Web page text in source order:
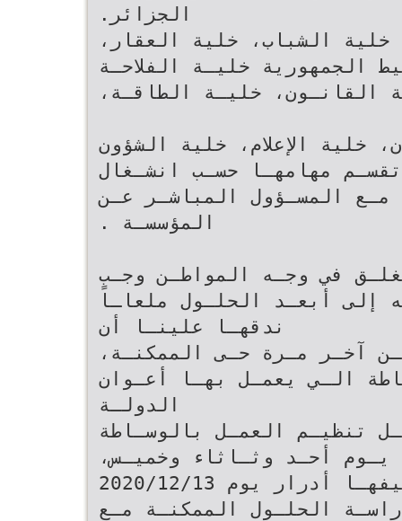
الجزائر‪.‬‬
‫خلية الثقافة‪ ،‬خلية التشغيل‪ ،‬خلية الشباب‪ ،‬خلية العقار‪،‬‬
،‬خليـة التنميـة‪ ،‬خليـة القانـون‪ ،‬خليـة الطاقـة‪،‬‬
‫خلية التجارة‪ ،‬خلية العمران‪ ،‬خلية الإعلام‪ ،‬خلية الشؤون‬
تقسـم مهامهـا حسـب انشـغال‬
‫المواطـن وحاجياتـه‪ .‬مـع المسـؤول المباشـر عـن
المؤسسـة ‪.‬‬
في وجـه المواطـن وجـب‬
إلى أبعـد الحلـول‬ ‫ملعاـاً‬
‫ندقهـا‬ ‫علينـا أن‬
‫يعـاد غلقهـا علـى مواطـن آخـر مـرة‬ ‫حـى‬ ‫الممكنـة‪،‬‬
الـي يعمـل بهـا أعـوان
الدولـة‬
،‬مـن أجـل تنظيـم العمـل بالوسـاطة‬
‫والاسـتماع للمواطنـن كل يـوم أحـد وثـاثاء وخميـس‪،‬‬
‫أدرار يوم ‪2020/12/13‬‬ ‫وإدراج الانشـغالات وتصنيفهـا
الحلـول الممكنـة مـع‬